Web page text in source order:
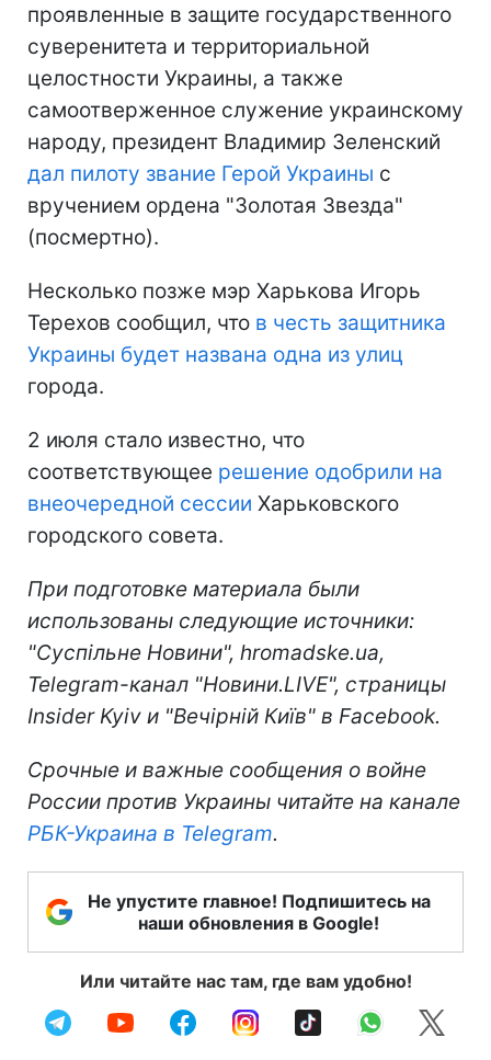
проявленные в защите государственного
суверенитета и территориальной
целостности Украины, а также
самоотверженное служение украинскому
народу, президент Владимир Зеленский
дал пилоту звание Герой Украины с
вручением ордена "Золотая Звезда"
(посмертно).
Несколько позже мэр Харькова Игорь
Терехов сообщил, что в честь защитника
Украины будет названа одна из улиц
города.
2 июля стало известно, что
соответствующее решение одобрили на
внеочередной сессии Харьковского
городского совета.
При подготовке материала были
использованы следующие источники:
"Суспільне Новини", hromadske.ua,
Telegram-канал "Новини.LIVE", страницы
Insider Kyiv и "Вечірній Київ" в Facebook.
Срочные и важные сообщения о войне
России против Украины читайте на канале
РБК-Украина в Telegram.
Не упустите главное! Подпишитесь на
наши обновления в Google!
Или читайте нас там, где вам удобно!